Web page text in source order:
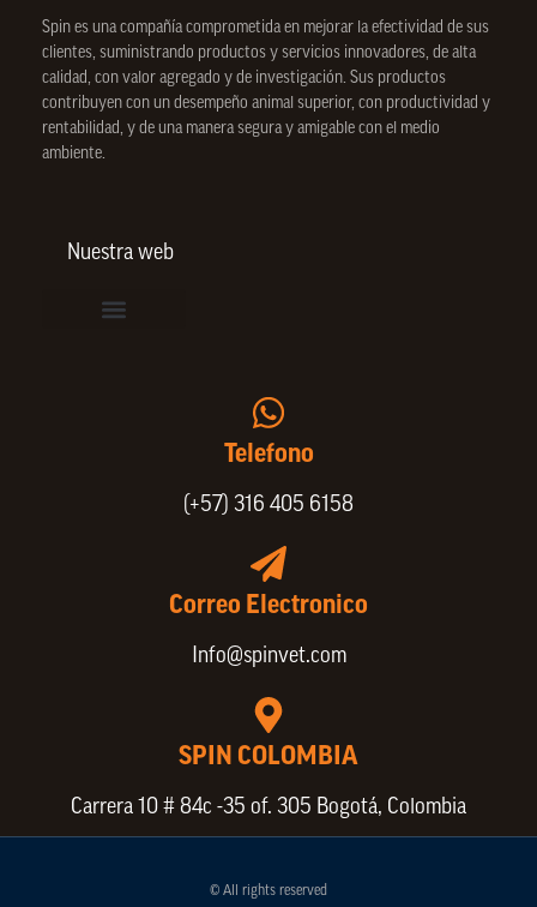
Spin es una compañía comprometida en mejorar la efectividad de sus
clientes, suministrando productos y servicios innovadores, de alta
calidad, con valor agregado y de investigación. Sus productos
contribuyen con un desempeño animal superior, con productividad y
rentabilidad, y de una manera segura y amigable con el medio
ambiente.
Nuestra web
Telefono
(+57) 316 405 6158
Correo Electronico
Info@spinvet.com
SPIN COLOMBIA
Carrera 10 # 84c -35 of. 305 Bogotá, Colombia
© All rights reserved